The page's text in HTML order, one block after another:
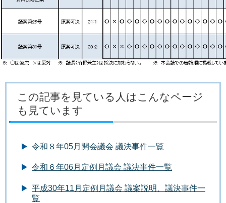
この記事を見ている人はこんなページ
も見ています
令和８年05月開会議会 議決事件一覧
令和６年06月定例月議会 議決事件一覧
平成30年11月定例月議会 議案説明、議決事件一
覧